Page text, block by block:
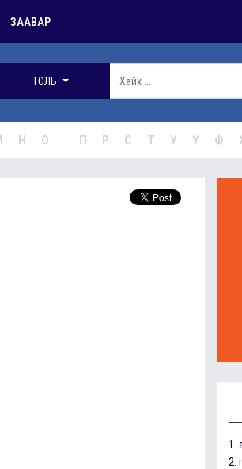
ЗААВАР
ТОЛЬ
Н О П Р С Т У Ү Ф
1.
2.